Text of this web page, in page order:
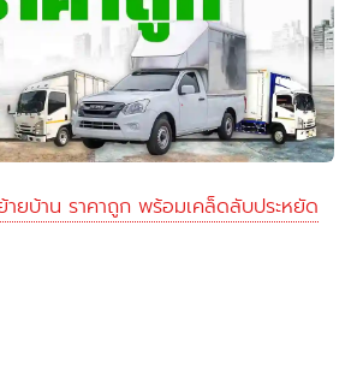
ยบ้าน ราคาถูก พร้อมเคล็ดลับประหยัด